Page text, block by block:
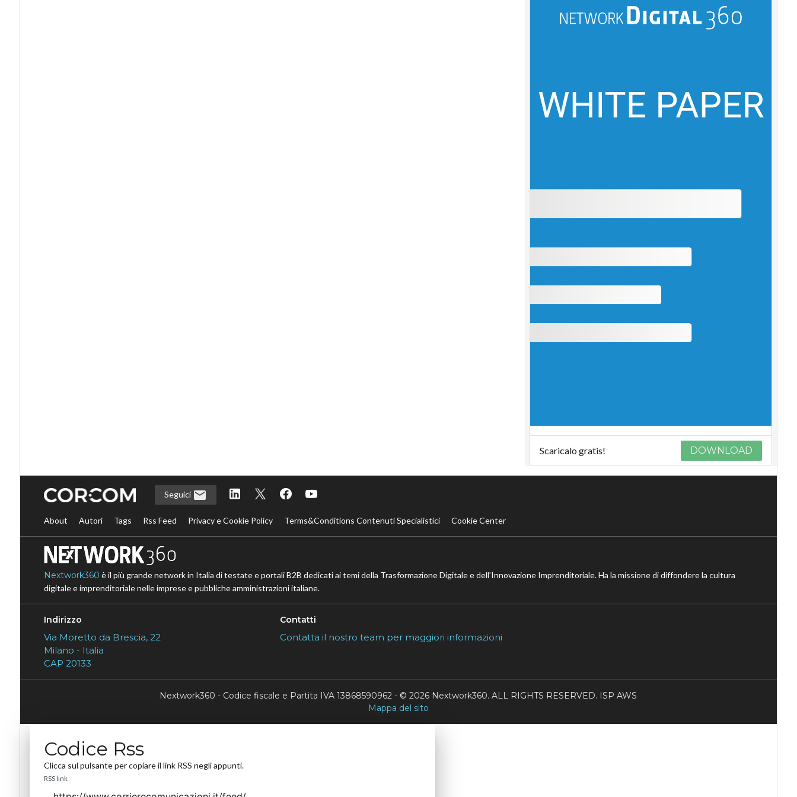
Scaricalo gratis! DOWNLOAD
Seguici
About Autori Tags Rss Feed Privacy e Cookie Policy Terms&Conditions Contenuti Specialistici Cookie Center
Nextwork360 è il più grande network in Italia di testate e portali B2B dedicati ai temi della Trasformazione Digitale e dell’Innovazione Imprenditoriale. Ha la missione di diffondere la cultura
digitale e imprenditoriale nelle imprese e pubbliche amministrazioni italiane.
Indirizzo
Via Moretto da Brescia, 22
Milano - Italia
CAP 20133
Contatti
Contatta il nostro team per maggiori informazioni
Nextwork360 - Codice fiscale e Partita IVA 13868590962 - © 2026 Nextwork360. ALL RIGHTS RESERVED. ISP AWS
Mappa del sito
Codice Rss
Clicca sul pulsante per copiare il link RSS negli appunti.
RSS link